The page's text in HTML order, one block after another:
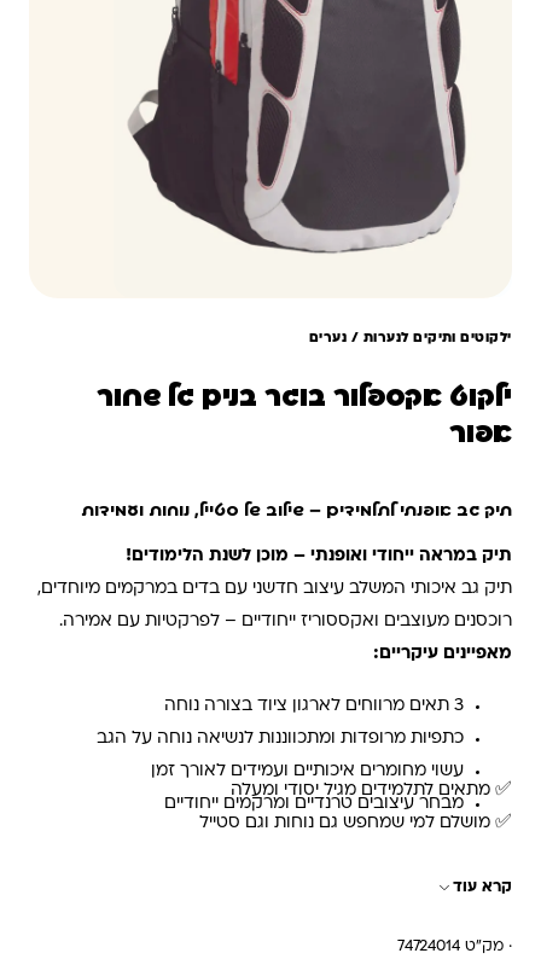
ילקוטים ותיקים לנערות / נערים
ילקוט אקספלור בוגר בנים גל שחור
אפור
תיק גב אופנתי לתלמידים – שילוב של סטייל, נוחות ועמידות
תיק במראה ייחודי ואופנתי – מוכן לשנת הלימודים!
תיק גב איכותי המשלב עיצוב חדשני עם בדים במרקמים מיוחדים,
רוכסנים מעוצבים ואקססוריז ייחודיים – לפרקטיות עם אמירה.
מאפיינים עיקריים:
3 תאים מרווחים לארגון ציוד בצורה נוחה
כתפיות מרופדות ומתכווננות לנשיאה נוחה על הגב
עשוי מחומרים איכותיים ועמידים לאורך זמן
מבחר עיצובים טרנדיים ומרקמים ייחודיים
✅ מתאים לתלמידים מגיל יסודי ומעלה
✅ מושלם למי שמחפש גם נוחות וגם סטייל
קרא עוד
· מק"ט 74724014